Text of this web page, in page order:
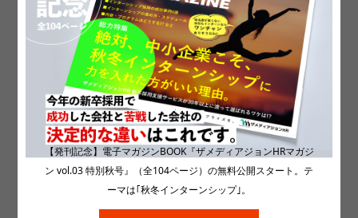
神前建設株式会社
■採用サイト:
https://kouzaki-kk-recruit.com/
■採用ストーリーブック
CATEGORIES
採用サイト,採用ストーリーブック
【発刊記念】電子マガジンBOOK『ザメディアジョンHRマガジ
ン vol.03 特別秋号』（全104ページ）の無料公開スタート。テ
ーマは｢秋冬インターンシップ｣。